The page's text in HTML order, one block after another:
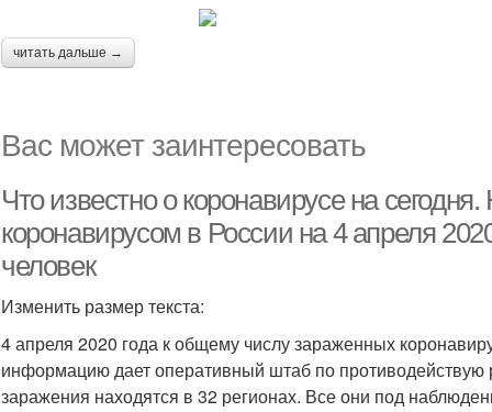
читать дальше →
Вас может заинтересовать
Что известно о коронавирусе на
коронавирусом в России на 4 апреля
человек
Изменить размер текста:
4 апреля 2020 года к общему числу зараженных
информацию дает оперативный штаб по противодействую
заражения находятся в 32 регионах. Все они под